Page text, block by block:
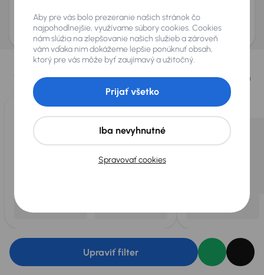
AURES Holdings a.s., so sídlom Dopravákov 874/15, Čimice, 184 00 Praha 8 bude
uchovávať a spracovávať vaše osobné údaje v súlade so zásadami ochrany a
spracovania osobných údajov.
Vybrali sme pre vás
Vyberáme pre vás tienajlepšie vozidláz našej ponuky. Každý deň
pre vás vykúpimeaž 400 vozidiel
Upraviť filter
Aby pre vás bolo prezeranie našich stránok čo
najpohodlnejšie, využívame súbory cookies. Cookies
nám slúžia na zlepšovanie našich služieb a zároveň
vám vďaka nim dokážeme lepšie ponúknuť obsah,
ktorý pre vás môže byť zaujímavý a užitočný.
Spravovať cookies
Iba nevyhnutné
Prijať všetko